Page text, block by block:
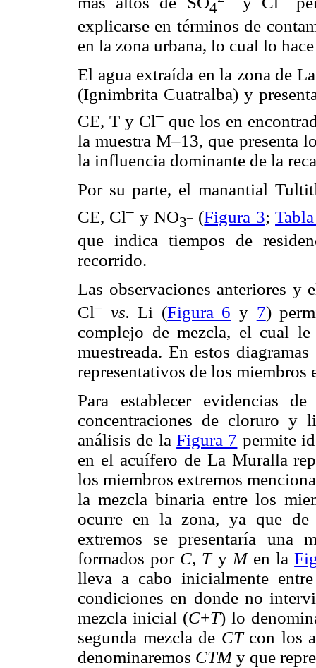
4
explicarse en términos de
en la zona urbana, lo cual lo
El agua extraída en la zona de
(Ignimbrita Cuatralba) y
CE, T y Cl– que los en
la muestra M–13, que presenta
la influencia dominante de la
Por su parte, el manantial
CE, Cl– y NO3– (Figura 3;
que indica tiempos de
recorrido.
Las observaciones anteriores y
Cl– vs. Li (Figura 6 y 7)
complejo de mezcla, el cual
muestreada. En estos
representativos de los miembros
Para establecer evidencias
concentraciones de cloruro y
análisis de laFigura 7 permite
en el acuífero de La Muralla
los miembros extremos
la mezcla binaria entre los
ocurre en la zona, ya que de
extremos se presentaría una
formados por C, Ty Men la
lleva a cabo inicialmente
condiciones en donde no
mezcla inicial (C+T) lo
segunda mezcla de CTcon los
denominaremos CTMy que